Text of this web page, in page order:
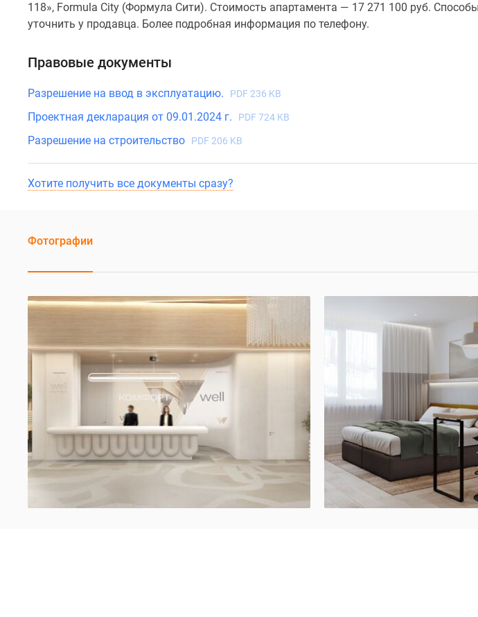
118», Formula City (Формула Сити). Стоимость апартамента — 17 271 100 руб.
уточнить у продавца. Более подробная информация по телефону.
Правовые документы
Разрешение на ввод в эксплуатацию. PDF 236 KB
Проектная декларация от 09.01.2024 г. PDF 724 KB
Разрешение на строительство PDF 206 KB
Хотите получить все документы сразу?
Фотографии